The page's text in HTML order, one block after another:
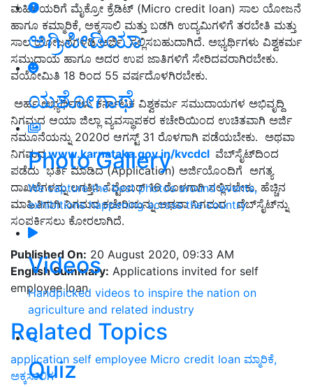
ಅಗ್ರಿಪೀಡಿಯಾ
ಯಶೋಗಾಥೆ
Photo Gallery
We capture the best photos around events,
exhibitions happening across the country
Videos
Handpicked videos to inspire the nation on
agriculture and related industry
Quiz
ಮಹಿಳೆಯರಿಗೆ ಮೈಕ್ರೋ ಕ್ರೆಡಿಟ್ (Micro credit loan) ಸಾಲ ಯೋಜನೆ
ಹಾಗೂ ಕಮ್ಮಾರಿಕೆ, ಅಕ್ಕಸಾಲಿ ಮತ್ತು ಬಡಗಿ ಉದ್ಯಮಿಗಳಿಗೆ ತರಬೇತಿ ಮತ್ತು
ಸಾಲ ಯೋಜನೆಗಳಡಿ ಅರ್ಜಿ ಸಲ್ಲಿಸಬಹುದಾಗಿದೆ. ಅಭ್ಯರ್ಥಿಗಳು ವಿಶ್ವಕರ್ಮ
ಸಮುದಾಯ ಹಾಗೂ ಅದರ ಉಪ ಜಾತಿಗಳಿಗೆ ಸೇರಿದವರಾಗಿರಬೇಕು.
ವಯೋಮಿತಿ 18 ರಿಂದ 55 ವರ್ಷದೊಳಗಿರಬೇಕು.
ಅರ್ಹ ಅಭ್ಯರ್ಥಿಗಳು ಕರ್ನಾಟಕ ವಿಶ್ವಕರ್ಮ ಸಮುದಾಯಗಳ ಅಭಿವೃದ್ದಿ
ನಿಗಮದ ಆಯಾ ಜಿಲ್ಲಾ ವ್ಯವಸ್ಥಾಪಕರ ಕಚೇರಿಯಿಂದ ಉಚಿತವಾಗಿ ಅರ್ಜಿ
ನಮೂನೆಯನ್ನು 2020ರ ಆಗಸ್ಟ್ 31 ರೊಳಗಾಗಿ ಪಡೆಯಬೇಕು. ಅಥವಾ
ನಿಗಮದwww.karnataka.gov.in/kvcdcl ವೆಬ್‍ಸೈಟ್‍ದಿಂದ
ಪಡೆದು ಭರ್ತಿ ಮಾಡಿದ (Application) ಅರ್ಜಿಯೊಂದಿಗೆ ಅಗತ್ಯ
ದಾಖಲೆಗಳನ್ನು ಲಗತ್ತಿಸಿ ಸೆಪ್ಟೆಂಬರ್ 16 ರೊಳಗಾಗಿ ಸಲ್ಲಿಸಬೇಕು. ಹೆಚ್ಚಿನ
ಮಾಹಿತಿಗಾಗಿ ನಿಗಮದ ಕಚೇರಿಯನ್ನು ಅಥವಾ ನಿಗಮದ ವೆಬ್‍ಸೈಟ್‍ನ್ನು
ಸಂಪರ್ಕಿಸಲು ಕೋರಲಾಗಿದೆ.
Published On: 20 August 2020, 09:33 AM
English Summary: Applications invited for self
employee loan
Related Topics
application self employee Micro credit loan ಮ್ಮಾರಿಕೆ,
ಅಕ್ಕಸಾಲಿಗ